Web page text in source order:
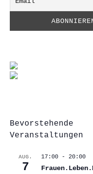
Bevorstehende
Veranstaltungen
AUG.
7
17:00 - 20:00